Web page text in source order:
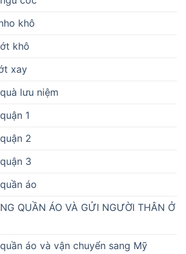
khô
khô
xay
lưu niệm
1
2
3
áo
QUẦN ÁO VÀ GỬI NGƯỜI THÂN Ở
áo và vận chuyển sang Mỹ